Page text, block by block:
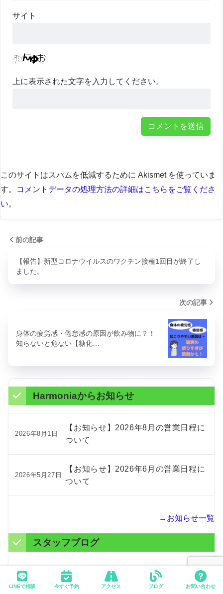
サイト
上に表示された文字を入力してください。
このサイトはスパムを低減するために Akismet を使っていま
す。
コメントデータの処理方法の詳細はこちらをご覧くださ
い。
前の記事
【報告】新型コロナウイルスのワクチン接種1回目が終了し
ました。
次の記事
身体の疲労感・倦怠感の原因が飲み物に？！
知らないと危ない【糖化…
Harmoniaからお知らせ
2026年8月1日
【お知らせ】2026年8月の営業日程に
ついて
2026年5月27日
【お知らせ】2026年6月の営業日程に
ついて
→お知らせ一覧
スタッフブログ
2026年7月6
日
【ピアニストの悩み】母指CM関節症は
どうして起こる？
LINEで相談 今すぐ予約 アクセス ブログ お問い合わせ